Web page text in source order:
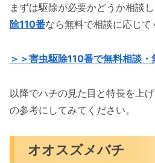
まずは駆除が必要かどうか相談
除110番なら無料で相談に応じて
＞＞害虫駆除110番で無料相談
以降でハチの見た目と特長を上
の参考にしてみてください。
オオスズメバチ